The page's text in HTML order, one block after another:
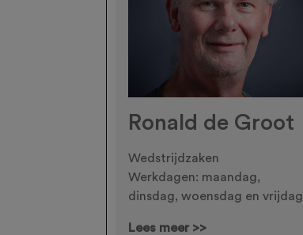
Ronald de Groot
Wedstrijdzaken
Werkdagen: maandag,
dinsdag, woensdag en vrijdag
Lees meer >>